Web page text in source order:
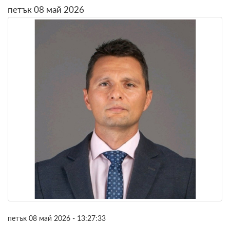
петък 08 май 2026
петък 08 май 2026 - 13:27:33